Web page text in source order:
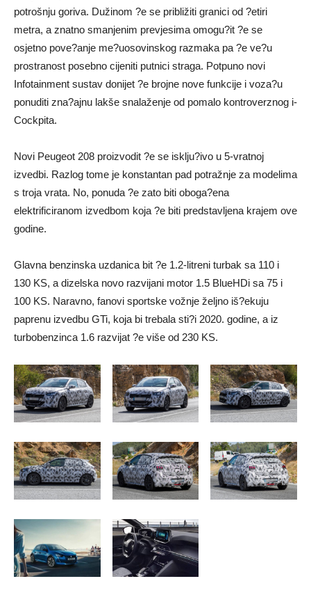
potrošnju goriva. Dužinom ?e se približiti granici od ?etiri
metra, a znatno smanjenim prevjesima omogu?it ?e se
osjetno pove?anje me?uosovinskog razmaka pa ?e ve?u
prostranost posebno cijeniti putnici straga. Potpuno novi
Infotainment sustav donijet ?e brojne nove funkcije i voza?u
ponuditi zna?ajnu lakše snalaženje od pomalo kontroverznog i-
Cockpita.
Novi Peugeot 208 proizvodit ?e se isklju?ivo u 5-vratnoj
izvedbi. Razlog tome je konstantan pad potražnje za modelima
s troja vrata. No, ponuda ?e zato biti oboga?ena
elektrificiranom izvedbom koja ?e biti predstavljena krajem ove
godine.
Glavna benzinska uzdanica bit ?e 1.2-litreni turbak sa 110 i
130 KS, a dizelska novo razvijani motor 1.5 BlueHDi sa 75 i
100 KS. Naravno, fanovi sportske vožnje željno iš?ekuju
paprenu izvedbu GTi, koja bi trebala sti?i 2020. godine, a iz
turbobenzinca 1.6 razvijat ?e više od 230 KS.